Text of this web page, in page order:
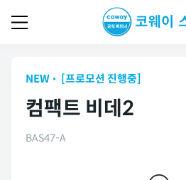
NEW [프로모션 진행중]
컴팩트 비데2
BAS47-A